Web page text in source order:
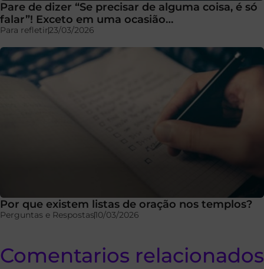
Pare de dizer “Se precisar de alguma coisa, é só
falar”! Exceto em uma ocasião…
Para refletir23/03/2026
Por que existem listas de oração nos templos?
Perguntas e Respostas10/03/2026
Comentarios relacionados